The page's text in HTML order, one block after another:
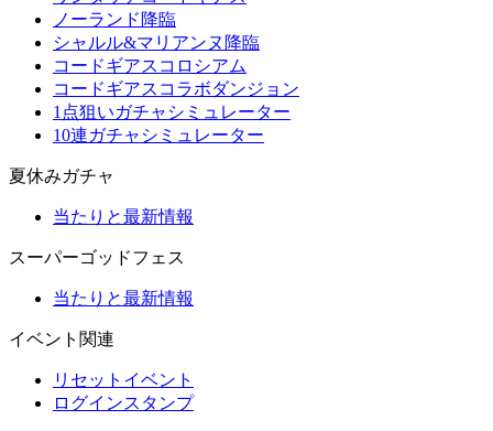
ノーランド降臨
シャルル&マリアンヌ降臨
コードギアスコロシアム
コードギアスコラボダンジョン
1点狙いガチャシミュレーター
10連ガチャシミュレーター
夏休みガチャ
当たりと最新情報
スーパーゴッドフェス
当たりと最新情報
イベント関連
リセットイベント
ログインスタンプ